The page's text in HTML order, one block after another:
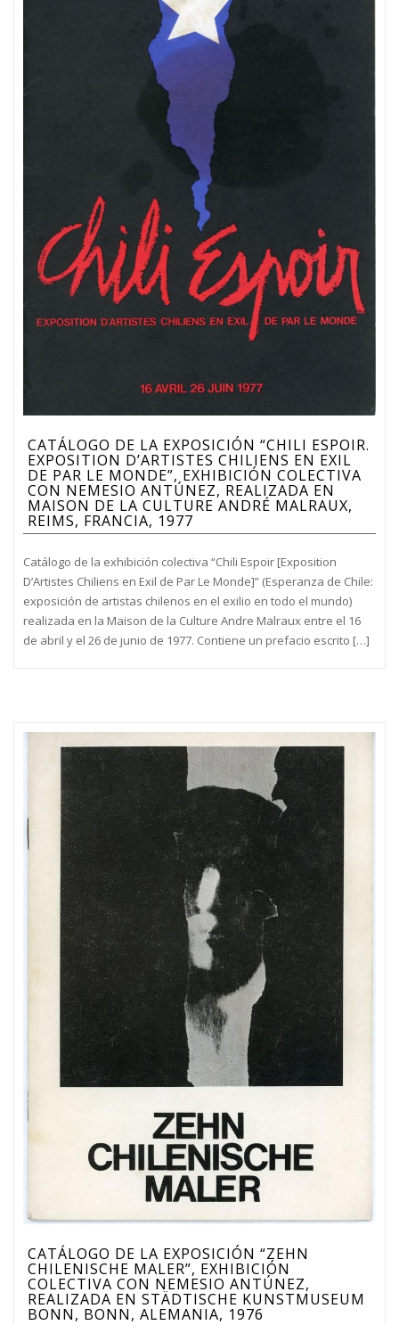
CATÁLOGO DE LA EXPOSICIÓN “CHILI ESPOIR.
EXPOSITION D’ARTISTES CHILIENS EN EXIL
DE PAR LE MONDE”, EXHIBICIÓN COLECTIVA
CON NEMESIO ANTÚNEZ, REALIZADA EN
MAISON DE LA CULTURE ANDRÉ MALRAUX,
REIMS, FRANCIA, 1977
Catálogo de la exhibición colectiva “Chili Espoir [Exposition
D’Artistes Chiliens en Exil de Par Le Monde]” (Esperanza de Chile:
exposición de artistas chilenos en el exilio en todo el mundo)
realizada en la Maison de la Culture Andre Malraux entre el 16
de abril y el 26 de junio de 1977. Contiene un prefacio escrito […]
CATÁLOGO DE LA EXPOSICIÓN “ZEHN
CHILENISCHE MALER”, EXHIBICIÓN
COLECTIVA CON NEMESIO ANTÚNEZ,
REALIZADA EN STÄDTISCHE KUNSTMUSEUM
BONN, BONN, ALEMANIA, 1976